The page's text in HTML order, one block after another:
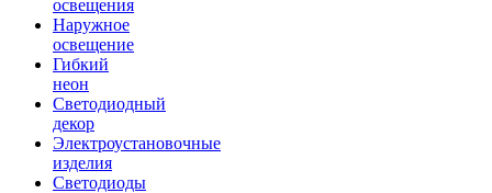
освещения
Наружное
освещение
Гибкий
неон
Светодиодный
декор
Электроустановочные
изделия
Светодиоды